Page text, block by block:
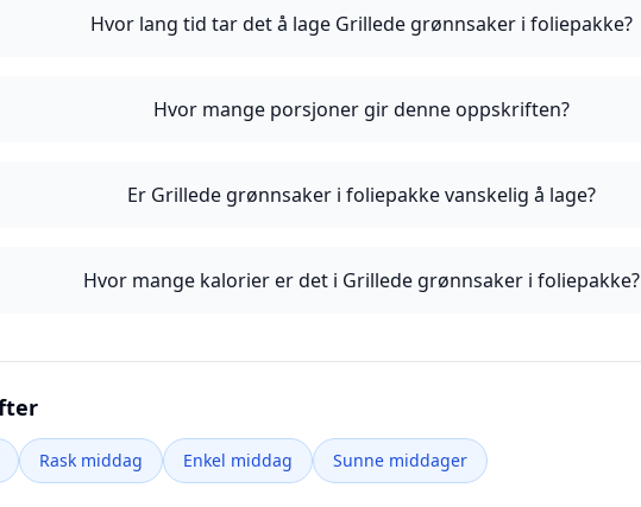
Hvor lang tid tar det å lage Grillede grønnsaker i foliepakke?
Hvor mange porsjoner gir denne oppskriften?
Er Grillede grønnsaker i foliepakke vanskelig å lage?
Hvor mange kalorier er det i Grillede grønnsaker i foliepakke?
Rask middag Enkel middag Sunne middager